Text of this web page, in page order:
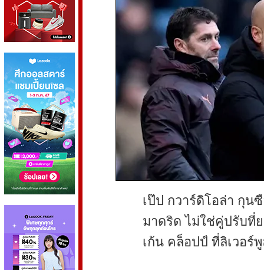
เป๊ป กวาร์ดิโอล่า กุน
มาดริด ไม่ใช่คู่ปรับที่
เก้น คล็อปป์ ที่ลิเวอร์